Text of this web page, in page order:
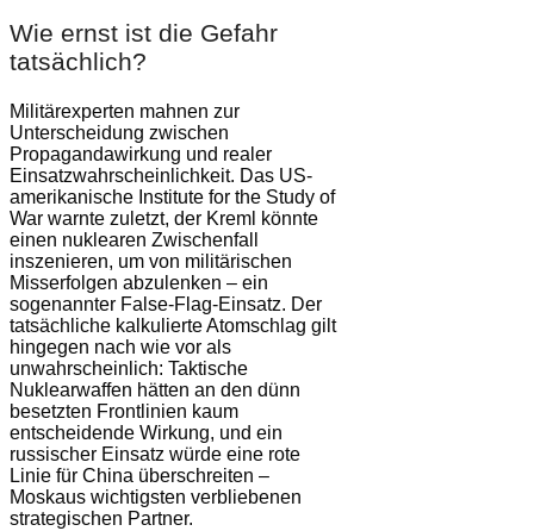
Wie ernst ist die Gefahr
tatsächlich?
Militärexperten mahnen zur
Unterscheidung zwischen
Propagandawirkung und realer
Einsatzwahrscheinlichkeit. Das US-
amerikanische Institute for the Study of
War warnte zuletzt, der Kreml könnte
einen nuklearen Zwischenfall
inszenieren, um von militärischen
Misserfolgen abzulenken – ein
sogenannter False-Flag-Einsatz. Der
tatsächliche kalkulierte Atomschlag gilt
hingegen nach wie vor als
unwahrscheinlich: Taktische
Nuklearwaffen hätten an den dünn
besetzten Frontlinien kaum
entscheidende Wirkung, und ein
russischer Einsatz würde eine rote
Linie für China überschreiten –
Moskaus wichtigsten verbliebenen
strategischen Partner.